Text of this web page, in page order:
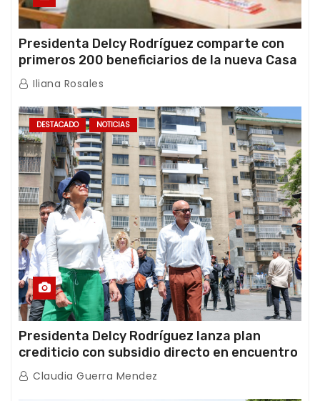
Presidenta Delcy Rodríguez comparte con
primeros 200 beneficiarios de la nueva Casa
de los Abuelos “La Primavera” en Caracas
Iliana Rosales
DESTACADO NOTICIAS
Presidenta Delcy Rodríguez lanza plan
crediticio con subsidio directo en encuentro
con Juntas de Condominio
Claudia Guerra Mendez